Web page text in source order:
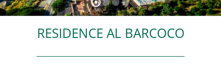
RESIDENCE AL BARCOCO